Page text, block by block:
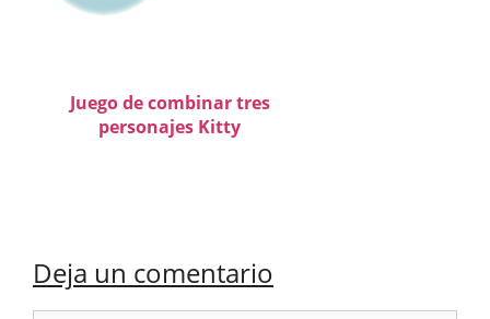
Juego de combinar tres
personajes Kitty
Deja un comentario